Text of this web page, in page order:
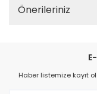
Önerileriniz
Haber listemize kayıt